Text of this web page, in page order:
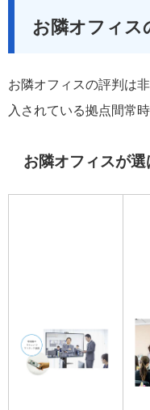
お隣オフィス
お隣オフィスの評判は
入されている拠点間常
お隣オフィスが選